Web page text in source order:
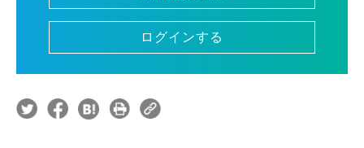
ログインする